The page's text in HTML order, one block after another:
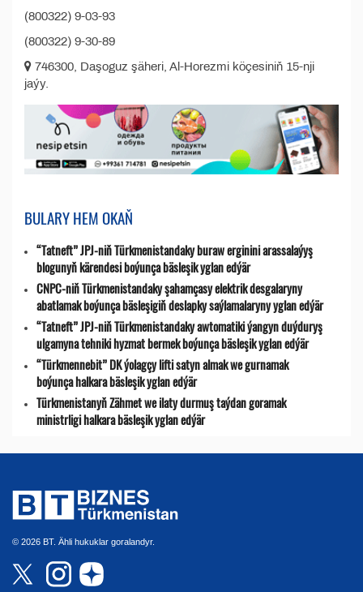
(800322) 9-03-93
(800322) 9-30-89
746300, Daşoguz şäheri, Al-Horezmi köçesiniň 15-nji
jaýy.
BULARY HEM OKAŇ
“Tatneft” JPJ-niň Türkmenistandaky buraw erginini arassalaýyş
blogunyň kärendesi boýunça bäsleşik yglan edýär
CNPC-niň Türkmenistandaky şahamçasy elektrik desgalaryny
abatlamak boýunça bäsleşigiň deslapky saýlamalaryny yglan edýär
“Tatneft” JPJ-niň Türkmenistandaky awtomatiki ýangyn duýduryş
ulgamyna tehniki hyzmat bermek boýunça bäsleşik yglan edýär
“Türkmennebit” DK ýolagçy lifti satyn almak we gurnamak
boýunça halkara bäsleşik yglan edýär
Türkmenistanyň Zähmet we ilaty durmuş taýdan goramak
ministrligi halkara bäsleşik yglan edýär
© 2026 BT. Ähli hukuklar goralandyr.